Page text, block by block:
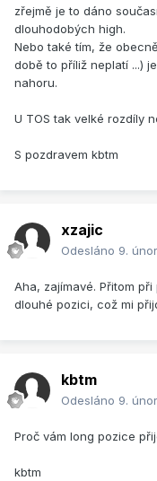
zřejmě je to dáno
dlouhodobých high.
Nebo také tím, že
době to příliž neplatí ...)
nahoru.
U TOS tak velké rozdíly
S pozdravem kbtm
xzajic
Odesláno 9.
Aha, zajímavé. Přitom
dlouhé pozici, což mi
kbtm
Odesláno 9.
Proč vám long pozice
kbtm